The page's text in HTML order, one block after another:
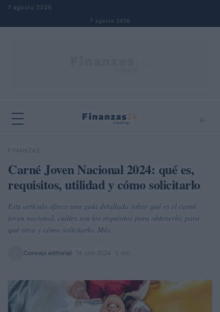
Saltar al contenido
7 agosto 2026
7 agosto 2026
⌕
Buscar
FINANZAS
Carné Joven Nacional 2024: qué es,
requisitos, utilidad y cómo solicitarlo
Este artículo ofrece una guía detallada sobre qué es el carné
joven nacional, cuáles son los requisitos para obtenerlo, para
qué sirve y cómo solicitarlo. Más
Consejo editorial 14 julio 2024 · 5 min